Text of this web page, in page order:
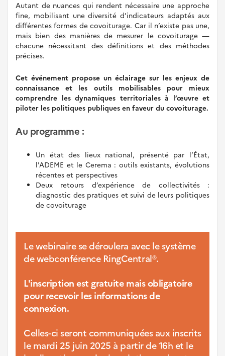
Autant de nuances qui rendent nécessaire une approche
fine, mobilisant une diversité d’indicateurs adaptés aux
différentes formes de covoiturage. Car il n’existe pas une,
mais bien des manières de mesurer le covoiturage —
chacune nécessitant des définitions et des méthodes
précises.
Cet événement propose un éclairage sur les enjeux de
connaissance et les outils mobilisables pour mieux
comprendre les dynamiques territoriales à l’œuvre et
piloter les politiques publiques en faveur du covoiturage.
Au programme :
Un état des lieux national, présenté par l’État,
l'ADEME et le Cerema : outils existants, évolutions
récentes et perspectives
Deux retours d’expérience de collectivités :
diagnostic des pratiques et suivi de leurs politiques
de covoiturage
Le webinaire se déroulera avec le système
de webconférence RingCentral®.
L'inscription est gratuite mais obligatoire
pour recevoir les informations de
connexion.
Celles-ci seront communiquées aux inscrits
le mardi 25 juin 2025 à partir de 16h et le